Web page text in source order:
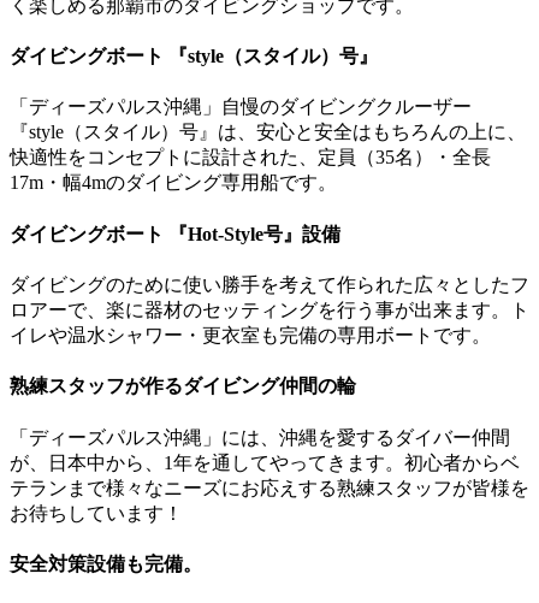
く楽しめる那覇市のダイビングショップです。
ダイビングボート 『style（スタイル）号』
「ディーズパルス沖縄」自慢のダイビングクルーザー
『style（スタイル）号』は、安心と安全はもちろんの上に、
快適性をコンセプトに設計された、定員（35名）・全長
17m・幅4mのダイビング専用船です。
ダイビングボート 『Hot-Style号』設備
ダイビングのために使い勝手を考えて作られた広々としたフ
ロアーで、楽に器材のセッティングを行う事が出来ます。ト
イレや温水シャワー・更衣室も完備の専用ボートです。
熟練スタッフが作るダイビング仲間の輪
「ディーズパルス沖縄」には、沖縄を愛するダイバー仲間
が、日本中から、1年を通してやってきます。初心者からベ
テランまで様々なニーズにお応えする熟練スタッフが皆様を
お待ちしています！
安全対策設備も完備。